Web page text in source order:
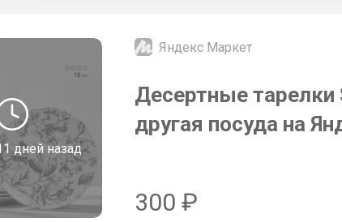
дней назад
Яндекс Маркет
Десертные тарелки
другая посуда на
300 ₽